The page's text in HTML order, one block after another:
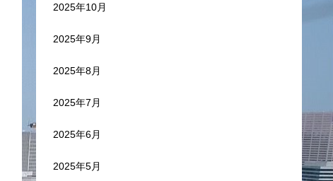
2025年10月
2025年9月
2025年8月
2025年7月
2025年6月
2025年5月